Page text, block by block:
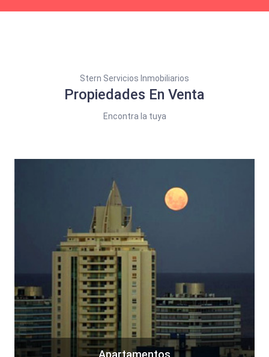
Stern Servicios Inmobiliarios
Propiedades En Venta
Encontra la tuya
Apartamentos